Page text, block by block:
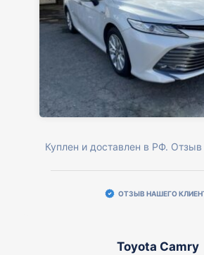
Куплен и доставлен в РФ.
ОТЗЫВ НАШЕГО
Toyota Camry